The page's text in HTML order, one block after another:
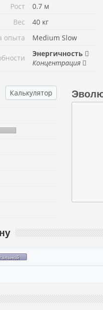
Рост
0.7 м
Вес
40 кг
опыта
Medium Slow
Энергичность
Концентрация
Калькулятор